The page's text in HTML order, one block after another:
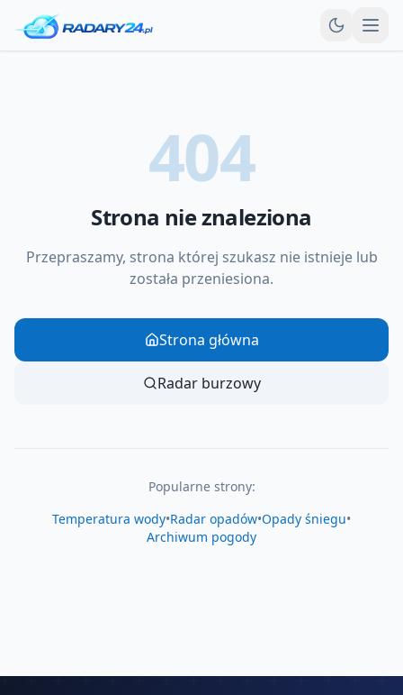
404
Strona nie znaleziona
Przepraszamy, strona której szukasz nie istnieje lub
została przeniesiona.
Strona główna
Radar burzowy
Popularne strony:
Temperatura wody•Radar opadów•Opady śniegu•
Archiwum pogody